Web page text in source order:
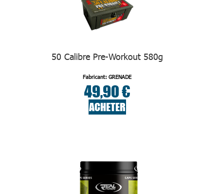
50 Calibre Pre-Workout 580g
Fabricant: GRENADE
49,90 €
ACHETER